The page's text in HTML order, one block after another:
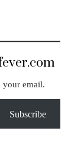
your email.
Subscribe